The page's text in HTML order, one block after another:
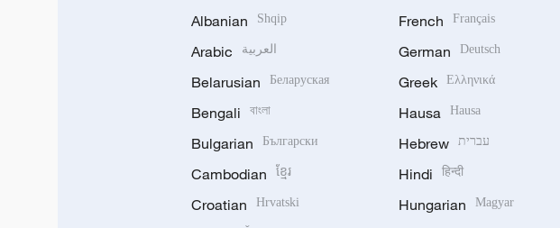
Albanian Shqip
Arabic العربية
Belarusian Беларуская
Bengali বাংলা
Bulgarian Български
Cambodian ខ្មែរ
Croatian Hrvatski
French Français
German Deutsch
Greek Ελληνικά
Hausa Hausa
Hebrew עברית
Hindi हिन्दी
Hungarian Magyar